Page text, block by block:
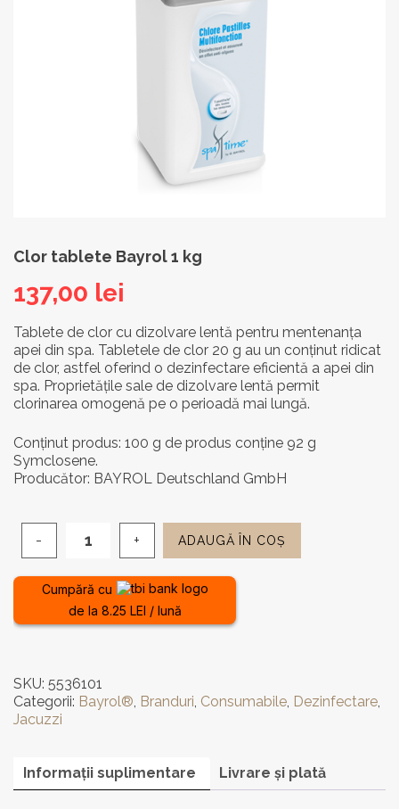
Clor tablete Bayrol 1 kg
137,00 lei
Tablete de clor cu dizolvare lentă pentru mentenanța
apei din spa. Tabletele de clor 20 g au un conținut ridicat
de clor, astfel oferind o dezinfectare eficientă a apei din
spa. Proprietățile sale de dizolvare lentă permit
clorinarea omogenă pe o perioadă mai lungă.
Conținut produs: 100 g de produs conține 92 g
Symclosene.
Producător: BAYROL Deutschland GmbH
Cantitate
tablete
1
ADAUGĂ ÎN COȘ
Cumpără cu
de la 8.25 LEI / lună
SKU: 5536101
Categorii: Bayrol® Branduri Consumabile Dezinfectare
Jacuzzi
Informații suplimentare Livrare și plată